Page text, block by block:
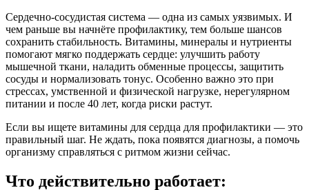
Сердечно-сосудистая система — одна из самых уязвимых. И
чем раньше вы начнёте профилактику, тем больше шансов
сохранить стабильность. Витамины, минералы и нутриенты
помогают мягко поддержать сердце: улучшить работу
мышечной ткани, наладить обменные процессы, защитить
сосуды и нормализовать тонус. Особенно важно это при
стрессах, умственной и физической нагрузке, нерегулярном
питании и после 40 лет, когда риски растут.
Если вы ищете витамины для сердца для профилактики — это
правильный шаг. Не ждать, пока появятся диагнозы, а помочь
организму справляться с ритмом жизни сейчас.
Что действительно работает: